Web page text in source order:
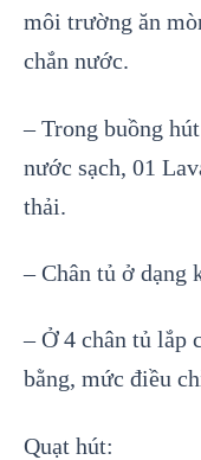
môi trường ăn
chắn nước.
– Trong buồng
nước sạch, 01
thải.
– Chân tủ ở dạng
– Ở 4 chân tủ lắp
bằng, mức điều
Quạt hút: